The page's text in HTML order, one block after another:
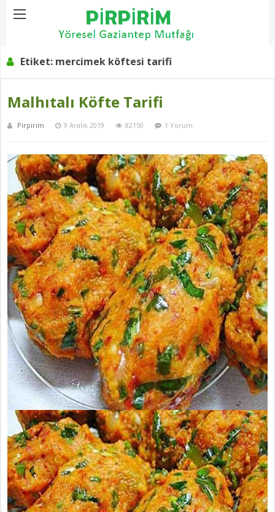
Home mercimek köftesi tarifi
Etiket: mercimek köftesi tarifi
Malhıtalı Köfte Tarifi
Pirpirim 9 Aralık 2019 82150 1 Yorum